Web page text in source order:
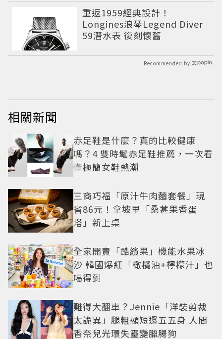
重返1959經典設計！
Longines浪琴Legend Diver
59潛水表 復刻懷舊
Recommended by
相關新聞
赤足鞋是什麼？真的比較健康
嗎？4 雙時髦赤足鞋推薦，一次看
懂極簡女鞋熱潮
三商巧福「原汁牛肉麵套餐」現
省86元！拿坡里「桑葚果香蛋
塔」新上桌
全家開賣「酷繽果」機能水果冰
沙 韓國爆紅「橄欖油+檸檬汁」也
喝得到
難得大翻車？Jennie「洋裝剪裁
太詭異」腿粗顯短還五五身 人間
香奈兒光環失靈變臘腸狗